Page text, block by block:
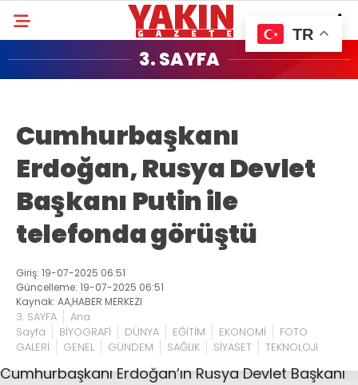
3. SAYFA
Cumhurbaşkanı
Erdoğan, Rusya Devlet
Başkanı Putin ile
telefonda görüştü
Giriş: 19-07-2025 06:51
Güncelleme: 19-07-2025 06:51
Kaynak: AA,HABER MERKEZI
3. SAYFA
Ana
Sayfa
BİYOGRAFİ DÜNYA EĞİTİM EKONOMİ
FOTO
GALERİ
GENEL GÜNDEM SAĞLIK SİYASET TEKNOLOJİ
Cumhurbaşkanı Erdoğan’ın Rusya Devlet Başkanı
TR